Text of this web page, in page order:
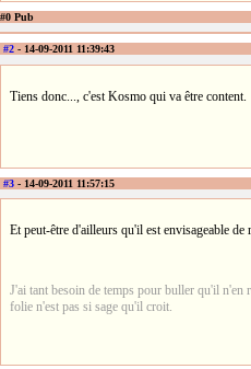
#0 Pub
#2 - 14-09-2011 11:39:43
Tiens donc..., c'est Kosmo qui va être content.
#3 - 14-09-2011 11:57:15
Et peut-être d'ailleurs qu'il est envisageable
J'ai tant besoin de temps pour buller qu'il n'en
folie n'est pas si sage qu'il croit.